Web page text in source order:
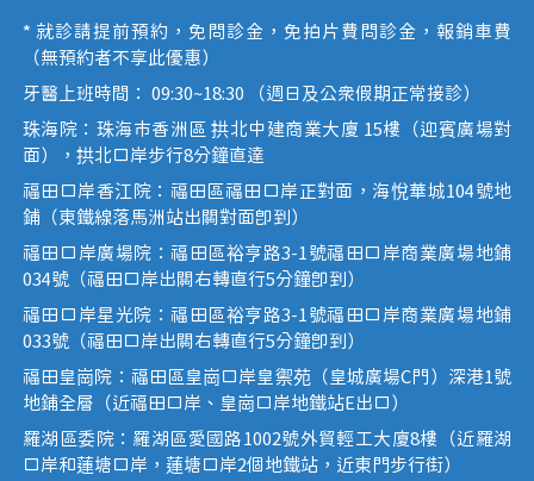
* 就診請提前預約，免問診金，免拍片費問診金，報銷車費
（無預約者不享此優惠）
牙醫上班時間： 09:30~18:30 （週日及公眾假期正常接診）
珠海院：珠海市香洲區 拱北中建商業大廈 15樓（迎賓廣場對
面），拱北口岸步行8分鐘直達
福田口岸香江院：福田區福田口岸正對面，海悅華城104號地
鋪（東鐵線落馬洲站出關對面即到）
福田口岸廣場院：福田區裕亨路3-1號福田口岸商業廣場地鋪
034號（福田口岸出關右轉直行5分鐘即到）
福田口岸星光院：福田區裕亨路3-1號福田口岸商業廣場地鋪
033號（福田口岸出關右轉直行5分鐘即到）
福田皇崗院：福田區皇崗口岸皇禦苑（皇城廣場C門）深港1號
地鋪全層（近福田口岸、皇崗口岸地鐵站E出口）
羅湖區委院：羅湖區愛國路1002號外貿輕工大廈8樓（近羅湖
口岸和蓮塘口岸，蓮塘口岸2個地鐵站，近東門步行街）